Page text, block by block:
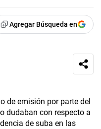
Agregar Búsqueda en
de emisión por parte del
dudaban con respecto a
de suba en las